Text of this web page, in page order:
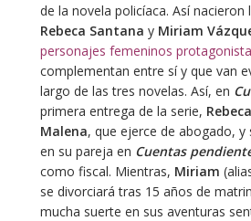
de la novela policíaca. Así nacieron
Rebeca Santana y Miriam
personajes femeninos
complementan entre sí y que van
largo de las tres novelas. Así, en
primera entrega de la serie, Rebeca
Malena, que ejerce de abogado,
en su pareja en Cuentas
como fiscal. Mientras, Miriam
se divorciará tras 15 años de
mucha suerte en sus aventuras